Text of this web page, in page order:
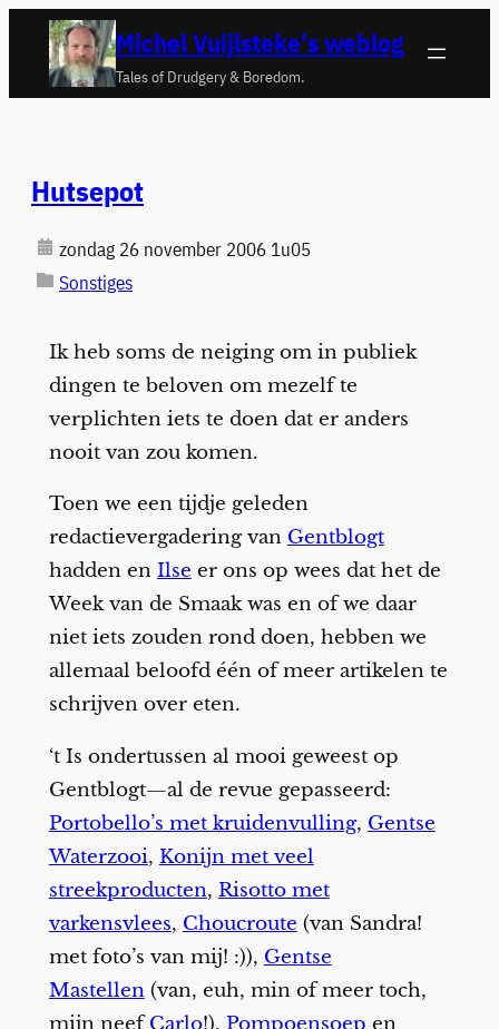
naar
Michel Vuijlsteke's weblog
Tales of Drudgery & Boredom.
Hutsepot
zondag 26 november 2006 1u05
Sonstiges
Ik heb soms de neiging om in publiek
dingen te beloven om mezelf te
verplichten iets te doen dat er anders
nooit van zou komen.
Toen we een tijdje geleden
redactievergadering van Gentblogt
hadden en Ilse er ons op wees dat het de
Week van de Smaak was en of we daar
niet iets zouden rond doen, hebben we
allemaal beloofd één of meer artikelen te
schrijven over eten.
‘t Is ondertussen al mooi geweest op
Gentblogt—al de revue gepasseerd:
Portobello’s met kruidenvulling, Gentse
Waterzooi, Konijn met veel
streekproducten, Risotto met
varkensvlees, Choucroute (van Sandra!
met foto’s van mij! :)), Gentse
Mastellen(van, euh, min of meer toch,
mijn neefCarlo!), Pompoensoep en